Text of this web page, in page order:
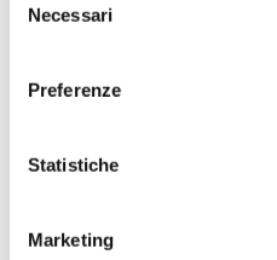
Per ulteriori informazioni è
delNecessari
Preferenze
Statistiche
Marketing